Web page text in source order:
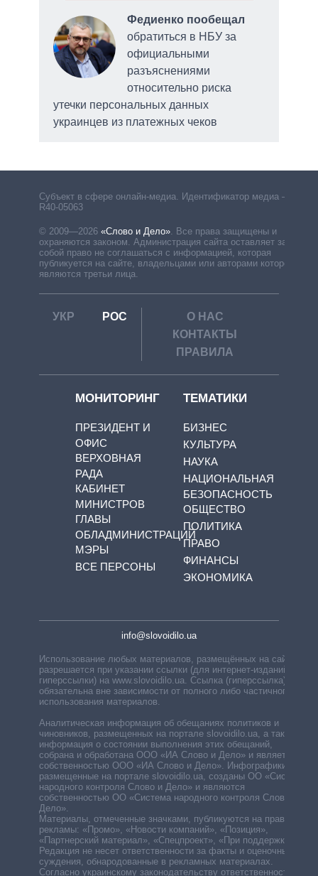
Федиенко пообещал
обратиться в НБУ за
официальными
разъяснениями
относительно риска
утечки персональных данных
украинцев из платежных чеков
Субъект в сфере онлайн-медиа. Идентификатор медиа –
R40-05063
© 2009—2026 «Слово и Дело». Все права защищены и
охраняются законом. Администрация сайта оставляет за
собой право не соглашаться с информацией, которая
публикуется на сайте, владельцами или авторами которой
являются третьи лица.
УКР РОС
О НАС
КОНТАКТЫ
ПРАВИЛА
МОНИТОРИНГ
ПРЕЗИДЕНТ И
ОФИС
ВЕРХОВНАЯ
РАДА
КАБИНЕТ
МИНИСТРОВ
ГЛАВЫ
ОБЛАДМИНИСТРАЦИЙ
МЭРЫ
ВСЕ ПЕРСОНЫ
ТЕМАТИКИ
БИЗНЕС
КУЛЬТУРА
НАУКА
НАЦИОНАЛЬНАЯ
БЕЗОПАСНОСТЬ
ОБЩЕСТВО
ПОЛИТИКА
ПРАВО
ФИНАНСЫ
ЭКОНОМИКА
info@slovoidilo.ua
Использование любых материалов, размещённых на сайте,
разрешается при указании ссылки (для интернет-изданий —
гиперссылки) на www.slovoidilo.ua. Ссылка (гиперссылка)
обязательна вне зависимости от полного либо частичного
использования материалов.
Аналитическая информация об обещаниях политиков и
чиновников, размещенных на портале slovoidilo.ua, а также
информация о состоянии выполнения этих обещаний,
собрана и обработана ООО «ИА Слово и Дело» и является
собственностью ООО «ИА Слово и Дело». Инфографики,
размещенные на портале slovoidilo.ua, созданы ОО «Система
народного контроля Слово и Дело» и являются
собственностью ОО «Система народного контроля Слово и
Дело».
Материалы, отмеченные значками, публикуются на правах
рекламы: «Промо», «Новости компаний», «Позиция»,
«Партнерский материал», «Спецпроект», «При поддержке».
Редакция не несет ответственности за факты и оценочные
суждения, обнародованные в рекламных материалах.
Согласно украинскому законодательству ответственность за